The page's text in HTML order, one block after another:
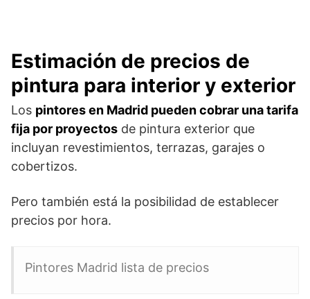
Estimación de precios de
pintura para interior y exterior
Los pintores en Madrid pueden cobrar una tarifa
fija por proyectos de pintura exterior que
incluyan revestimientos, terrazas, garajes o
cobertizos.
Pero también está la posibilidad de establecer
precios por hora.
Pintores Madrid lista de precios